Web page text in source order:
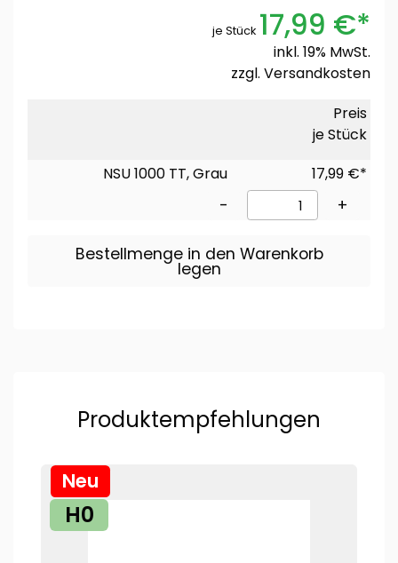
je Stück 17,99 €*
inkl. 19% MwSt.
zzgl. Versandkosten
Preis
je Stück
NSU 1000 TT, Grau
17,99 €*
- +
Bestellmenge in den Warenkorb
legen
Produktempfehlungen
H0
Neu